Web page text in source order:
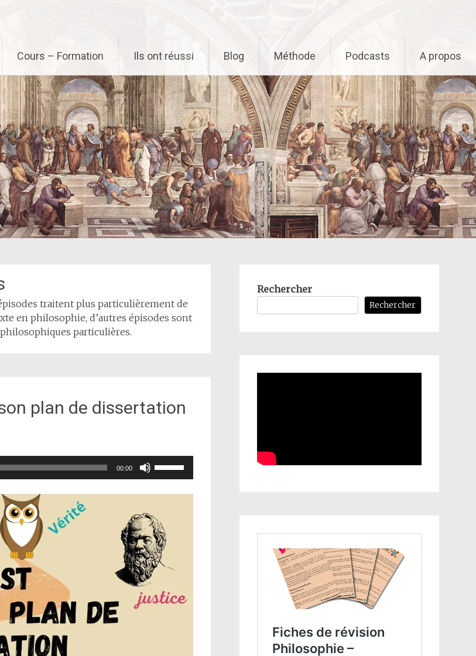
Cours – Formation Ils ont réussi Blog Méthode Podcasts A propos
traitent plus particulièrement de
en philosophie, d’autres épisodes sont
particulières.
plan de dissertation
00:00
pour
augmenter
ou
diminuer
Rechercher
Rechercher